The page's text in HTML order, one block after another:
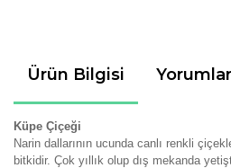
Ürün Bilgisi
Küpe Çiçeği
Narin dallarının ucunda canlı renkli
bitkidir. Çok yıllık olup dış mekanda